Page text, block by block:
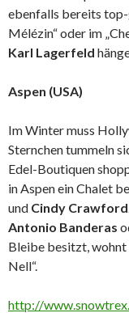
ebenfalls bereits
Mélézin“ oder im
Karl Lagerfeld
Aspen (USA)
Im Winter muss
Sternchen tummeln
Edel-Boutiquen
in Aspen ein Chalet
und Cindy Crawford
Antonio Banderas
Bleibe besitzt, wohnt
Nell“.
http://